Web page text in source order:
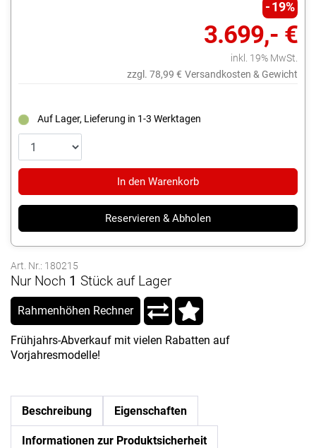
19%
3.699,- €
inkl. 19% MwSt.
zzgl. 78,99 € Versandkosten & Gewicht
Auf Lager, Lieferung in 1-3 Werktagen
In den Warenkorb
Reservieren & Abholen
Art. Nr.: 180215
Nur Noch 1 Stück auf Lager
Rahmenhöhen Rechner
Frühjahrs-Abverkauf mit vielen Rabatten auf
Vorjahresmodelle!
Beschreibung Eigenschaften
Informationen zur Produktsicherheit